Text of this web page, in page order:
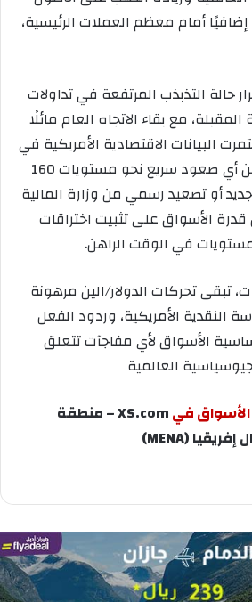
أمام معظم العملات الرئيسية،
حالة التذبذب المرتفعة في تداولات
المقبلة، مع بقاء الاتجاه العام مائلًا
البيانات الاقتصادية الأمريكية في
إظهار متانة نسبية. لكن أي صعود سريع نحو مستويات 160
أو تصعيد رسمي من وزارة المالية
قدرة الأسواق على تثبيت اختراقات
في الوقت الراهن.
تبقى تحركات الدولار/الين مرهونة
النقدية الأمريكية، وردود الفعل
الأسواق لأي مفاجآت تتعلق
العالمية
الأسواق فيXS.com– منطقة
(
MENA
)